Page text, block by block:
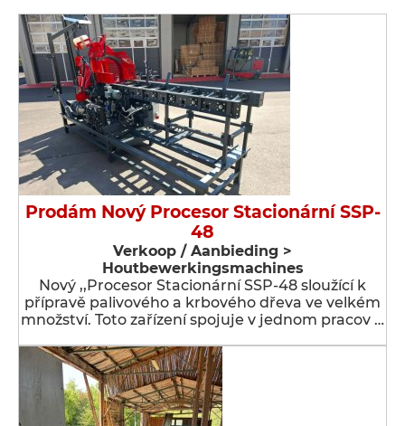
Prodám Nový Procesor Stacionární SSP-
48
Verkoop / Aanbieding >
Houtbewerkingsmachines
Nový ,,Procesor Stacionární SSP-48 sloužící k
přípravě palivového a krbového dřeva ve velkém
množství. Toto zařízení spojuje v jednom pracov …